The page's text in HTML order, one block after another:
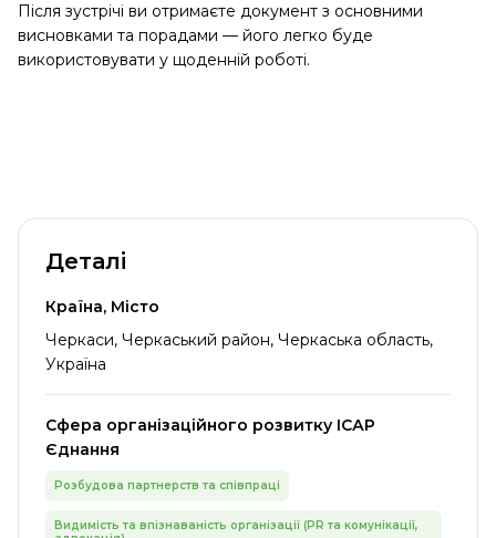
Після зустрічі ви отримаєте документ з основними
висновками та порадами — його легко буде
використовувати у щоденній роботі.
Деталі
Країна, Місто
Черкаси, Черкаський район, Черкаська область,
Україна
Сфера організаційного розвитку ІСАР
Єднання
Розбудова партнерств та співпраці
Видимість та впізнаваність організації (PR та комунікації,